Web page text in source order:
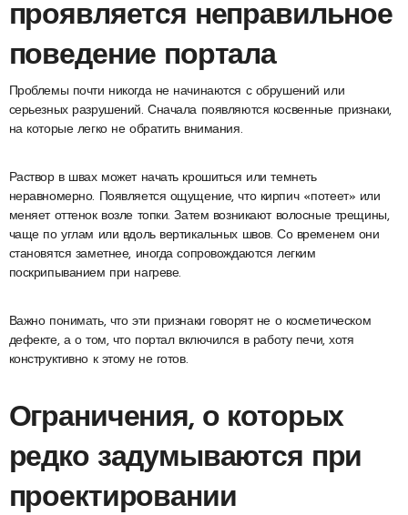
проявляется неправильное
поведение портала
Проблемы почти никогда не начинаются с обрушений или
серьезных разрушений. Сначала появляются косвенные признаки,
на которые легко не обратить внимания.
Раствор в швах может начать крошиться или темнеть
неравномерно. Появляется ощущение, что кирпич «потеет» или
меняет оттенок возле топки. Затем возникают волосные трещины,
чаще по углам или вдоль вертикальных швов. Со временем они
становятся заметнее, иногда сопровождаются легким
поскрипыванием при нагреве.
Важно понимать, что эти признаки говорят не о косметическом
дефекте, а о том, что портал включился в работу печи, хотя
конструктивно к этому не готов.
Ограничения, о которых
редко задумываются при
проектировании